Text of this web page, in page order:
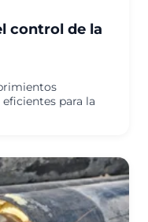
control de la
para la